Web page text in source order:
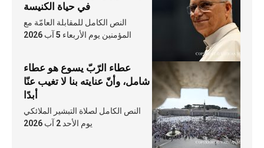
في حياة الكنيسة
النص الكامل للمقابلة العامّة مع
المؤمنين يوم الأربعاء 5 آب 2026
عطاء الرّبّ يسوع هو عطاء
شامل، وأنّ عنايته بنا لا تغيب عنّا
أبدًا
النص الكامل لصلاة التبشير الملائكي
يوم الأحد 2 آب 2026